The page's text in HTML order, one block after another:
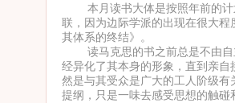
本月读书大体是按照年前的计
联，因为边际学派的出现在很大
其体系的终结》。
读马克思的书之前总是不由自
经异化了其本身的形象，直到亲
然是与其受众是广大的工人阶级
提纲，只是一味去感受思想的触